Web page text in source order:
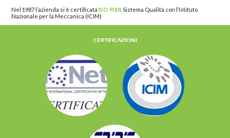
Nel 1987 l’azienda si è certificataISO 9001 Sistema Qualità con l’Istituto
Nazionale per la Meccanica (ICIM)
CERTIFICAZIONI